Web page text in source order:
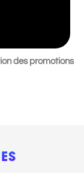
des promotions